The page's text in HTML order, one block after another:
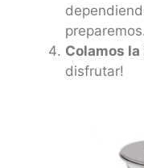
Colamos
disfrutar!